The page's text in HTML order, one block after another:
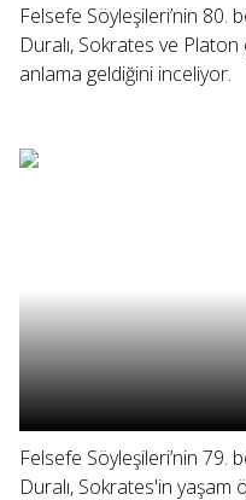
Felsefe Söyleşileri’nin
Duralı, Sokrates ve
anlama geldiğini inceliyor.
Felsefe Söyleşileri’nin
Duralı, Sokrates'in yaşam